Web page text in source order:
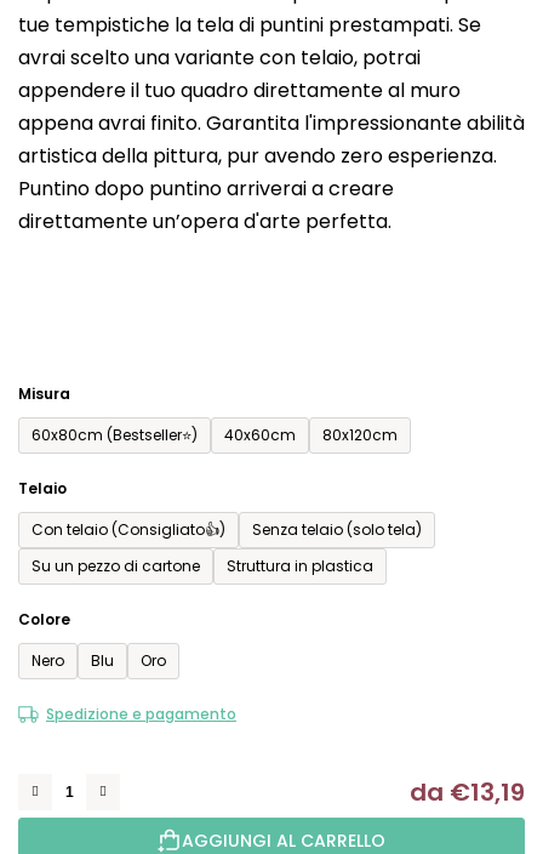
tue tempistiche la tela di puntini prestampati. Se
avrai scelto una variante con telaio, potrai
appendere il tuo quadro direttamente al muro
appena avrai finito. Garantita l'impressionante abilità
artistica della pittura, pur avendo zero esperienza.
Puntino dopo puntino arriverai a creare
direttamente un’opera d'arte perfetta.
Misura
60x80cm (Bestseller⭐)
40x60cm 80x120cm
Telaio
Con telaio (Consigliato👍)
Senza telaio (solo tela)
Su un pezzo di cartone
Struttura in plastica
Colore
Nero
Blu Oro
Spedizione e pagamento
da €13,19
AGGIUNGI AL CARRELLO
prodotto
è
0,0
su
5
stelle.